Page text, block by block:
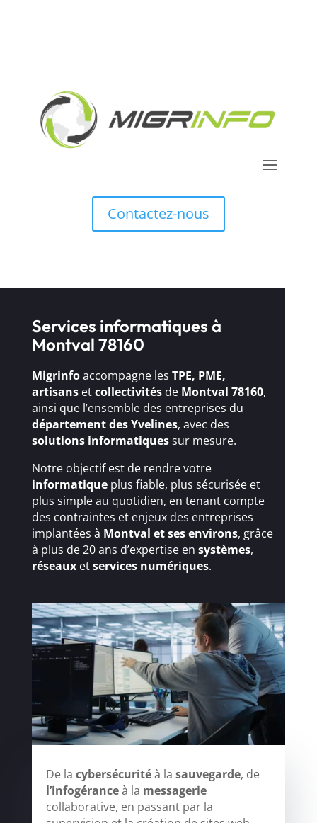
Contactez-nous
Services informatiques à
Montval 78160
Migrinfoaccompagne les TPE, PME,
artisansetcollectivitésde Montval 78160,
ainsi que l’ensemble des entreprises du
département des Yvelines, avec des
solutions informatiquessur mesure.
Notre objectif est de rendre votre
informatiqueplus fiable, plus sécurisée et
plus simple au quotidien, en tenant compte
des contraintes et enjeux des entreprises
implantées à Montval et ses environs, grâce
à plus de 20 ans d’expertise en systèmes,
réseauxetservices numériques.
De la cybersécuritéà la sauvegarde, de
l’infogéranceà la messagerie
collaborative, en passant par la